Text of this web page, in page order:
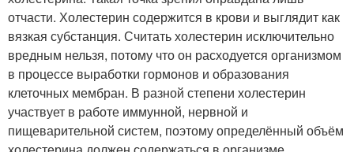
отчасти. Холестерин содержится в крови и выглядит как
вязкая субстанция. Считать холестерин исключительно
вредным нельзя, потому что он расходуется организмом
в процессе выработки гормонов и образования
клеточных мембран. В разной степени холестерин
участвует в работе иммунной, нервной и
пищеварительной систем, поэтому определённый объём